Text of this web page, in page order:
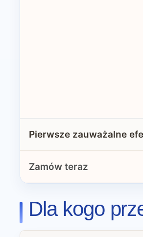
Pierwsze zauważalne
Zamów teraz
Dla kogo